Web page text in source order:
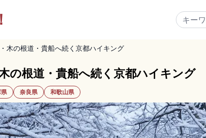
木の根道・貴船へ続く京都ハイキング
の根道・貴船へ続く京都ハイキング
奈良県 和歌山県